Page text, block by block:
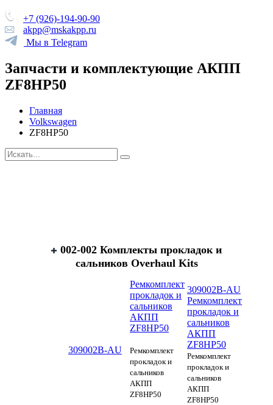
+7 (926)-194-90-90
akpp@mskakpp.ru
Мы в Telegram
Запчасти и комплектующие АКПП
ZF8HP50
Главная
Volkswagen
ZF8HP50
002-002 Комплекты прокладок и
сальников Overhaul Kits
309002B-AU
Ремкомплект
прокладок и
сальников
АКПП
ZF8HP50
Ремкомплект
прокладок и
сальников
АКПП
ZF8HP50
309002B-AU
Ремкомплект
прокладок и
сальников
АКПП
ZF8HP50
Ремкомплект
прокладок и
сальников
АКПП
ZF8HP50